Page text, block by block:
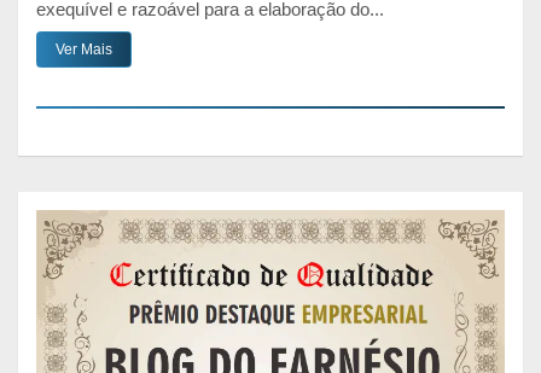
exequível e razoável para a elaboração do...
Ver Mais